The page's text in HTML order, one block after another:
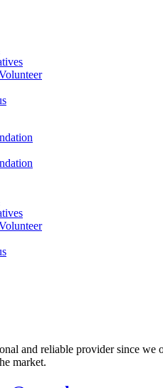
and reliable provider since
market.